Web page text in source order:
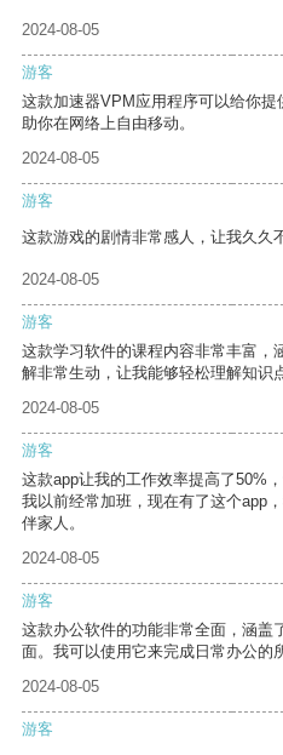
2024-08-05
游客
这款加速器VPM应用程序可以给你
助你在网络上自由移动。
2024-08-05
游客
这款游戏的剧情非常感人，让我久久
2024-08-05
游客
这款学习软件的课程内容非常丰富，
解非常生动，让我能够轻松理解知识
2024-08-05
游客
这款app让我的工作效率提高了50%
我以前经常加班，现在有了这个app
伴家人。
2024-08-05
游客
这款办公软件的功能非常全面，涵盖
面。我可以使用它来完成日常办公的
2024-08-05
游客